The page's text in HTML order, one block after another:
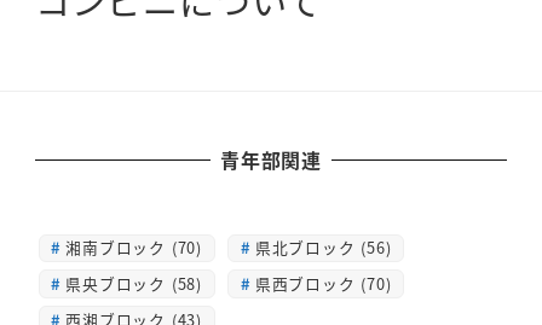
青年部関連
湘南ブロック (70)
県北ブロック (56)
県央ブロック (58)
県西ブロック (70)
西湘ブロック (43)